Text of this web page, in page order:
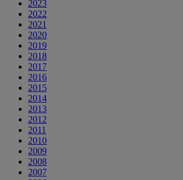
2023
2022
2021
2020
2019
2018
2017
2016
2015
2014
2013
2012
2011
2010
2009
2008
2007